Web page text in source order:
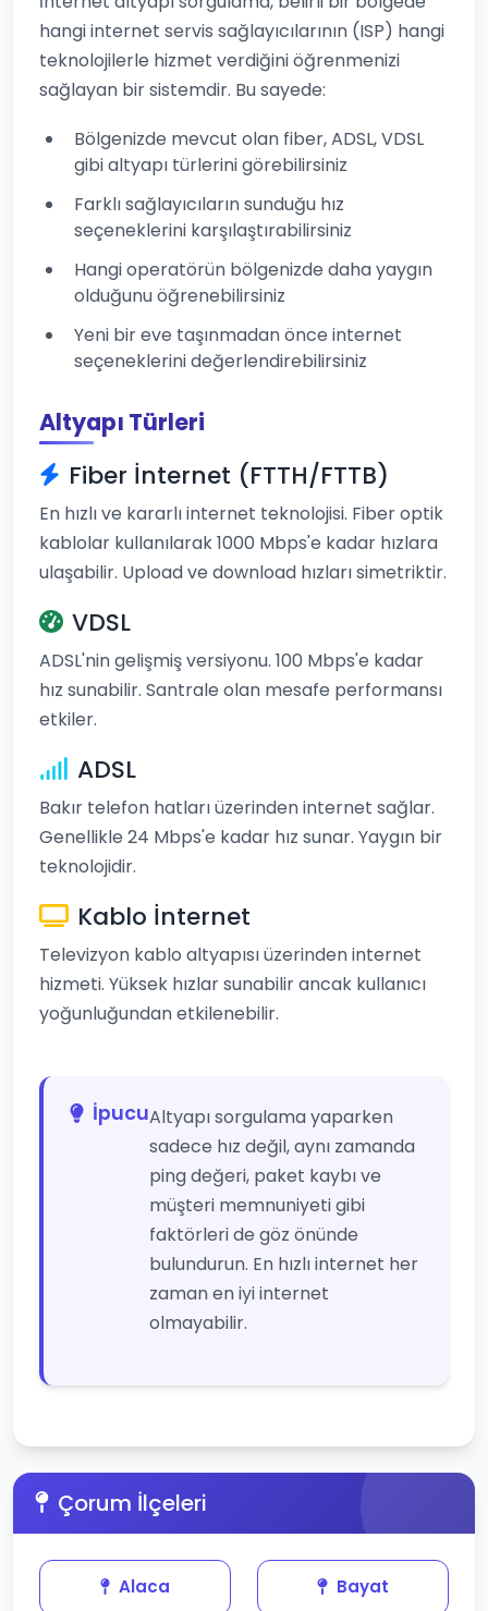
hangi internet servis sağlayıcılarının (ISP) hangi
teknolojilerle hizmet verdiğini öğrenmenizi
sağlayan bir sistemdir. Bu sayede:
Bölgenizde mevcut olan fiber, ADSL, VDSL
gibi altyapı türlerini görebilirsiniz
Farklı sağlayıcıların sunduğu hız
seçeneklerini karşılaştırabilirsiniz
Hangi operatörün bölgenizde daha yaygın
olduğunu öğrenebilirsiniz
Yeni bir eve taşınmadan önce internet
seçeneklerini değerlendirebilirsiniz
Altyapı Türleri
Fiber İnternet (FTTH/FTTB)
En hızlı ve kararlı internet teknolojisi. Fiber optik
kablolar kullanılarak 1000 Mbps'e kadar hızlara
ulaşabilir. Upload ve download hızları simetriktir.
VDSL
ADSL'nin gelişmiş versiyonu. 100 Mbps'e kadar
hız sunabilir. Santrale olan mesafe performansı
etkiler.
ADSL
Bakır telefon hatları üzerinden internet sağlar.
Genellikle 24 Mbps'e kadar hız sunar. Yaygın bir
teknolojidir.
Kablo İnternet
Televizyon kablo altyapısı üzerinden internet
hizmeti. Yüksek hızlar sunabilir ancak kullanıcı
yoğunluğundan etkilenebilir.
İpucuAltyapı sorgulama yaparken
sadece hız değil, aynı zamanda
ping değeri, paket kaybı ve
müşteri memnuniyeti gibi
faktörleri de göz önünde
bulundurun. En hızlı internet her
zaman en iyi internet
olmayabilir.
Çorum İlçeleri
Alaca Bayat